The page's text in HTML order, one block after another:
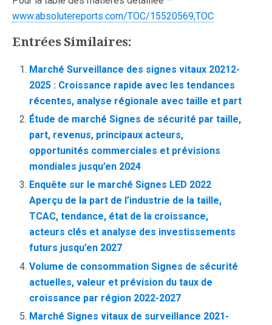
www.absolutereports.com/TOC/15520569,TOC
Entrées Similaires:
Marché Surveillance des signes vitaux 20212-
2025 : Croissance rapide avec les tendances
récentes, analyse régionale avec taille et part
Étude de marché Signes de sécurité par taille,
part, revenus, principaux acteurs,
opportunités commerciales et prévisions
mondiales jusqu’en 2024
Enquête sur le marché Signes LED 2022
Aperçu de la part de l’industrie de la taille,
TCAC, tendance, état de la croissance,
acteurs clés et analyse des investissements
futurs jusqu’en 2027
Volume de consommation Signes de sécurité
actuelles, valeur et prévision du taux de
croissance par région 2022-2027
Marché Signes vitaux de surveillance 2021-